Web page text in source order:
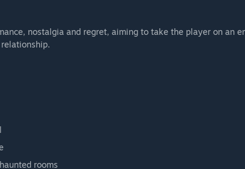
nostalgia and regret, aiming to take the player on an
rooms